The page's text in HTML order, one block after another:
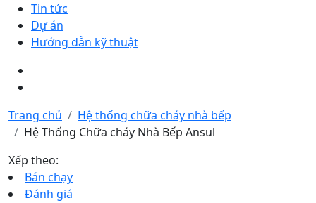
Tin tức
Dự án
Hướng dẫn kỹ thuật
Trang chủ
Hệ thống chữa cháy nhà bếp
Hệ Thống Chữa cháy Nhà Bếp Ansul
Xếp theo:
Bán chạy
Đánh giá